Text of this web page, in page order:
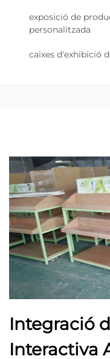
exposició de
personalitzada
caixes d'exhibició
Integració
Interactiva